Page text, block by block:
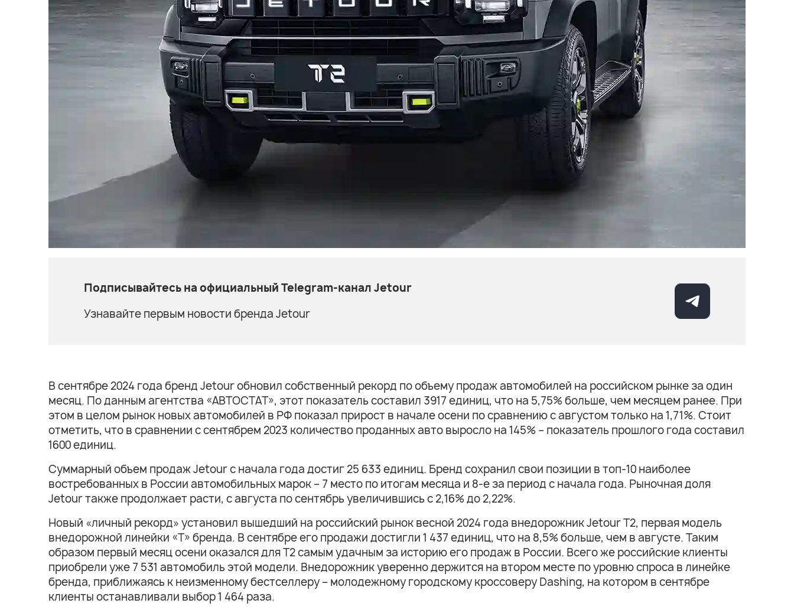
Подписывайтесь на официальный Telegram-канал Jetour
Узнавайте первым новости бренда Jetour
В сентябре 2024 года бренд Jetour обновил собственный рекорд по объему продаж автомобилей на российском рынке за один
месяц. По данным агентства «АВТОСТАТ», этот показатель составил 3917 единиц, что на 5,75% больше, чем месяцем ранее. При
этом в целом рынок новых автомобилей в РФ показал прирост в начале осени по сравнению с августом только на 1,71%. Стоит
отметить, что в сравнении с сентябрем 2023 количество проданных авто выросло на 145% – показатель прошлого года составил
1600 единиц.
Суммарный объем продаж Jetour с начала года достиг 25 633 единиц. Бренд сохранил свои позиции в топ-10 наиболее
востребованных в России автомобильных марок – 7 место по итогам месяца и 8-е за период с начала года. Рыночная доля
Jetour также продолжает расти, с августа по сентябрь увеличившись с 2,16% до 2,22%.
Новый «личный рекорд» установил вышедший на российский рынок весной 2024 года внедорожник Jetour T2, первая модель
внедорожной линейки «Т» бренда. В сентябре его продажи достигли 1 437 единиц, что на 8,5% больше, чем в августе. Таким
образом первый месяц осени оказался для T2 самым удачным за историю его продаж в России. Всего же российские клиенты
приобрели уже 7 531 автомобиль этой модели. Внедорожник уверенно держится на втором месте по уровню спроса в линейке
бренда, приближаясь к неизменному бестселлеру – молодежному городскому кроссоверу Dashing, на котором в сентябре
клиенты останавливали выбор 1 464 раза.